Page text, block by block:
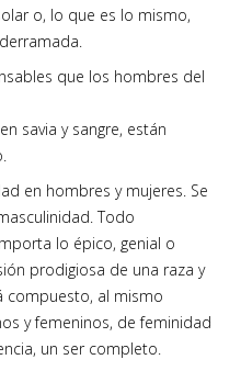
o, lo que es lo mismo,
que los hombres del
savia y sangre, están
en hombres y mujeres. Se
Todo
lo épico, genial o
prodigiosa de una raza y
compuesto, al mismo
y femeninos, de feminidad
un ser completo.